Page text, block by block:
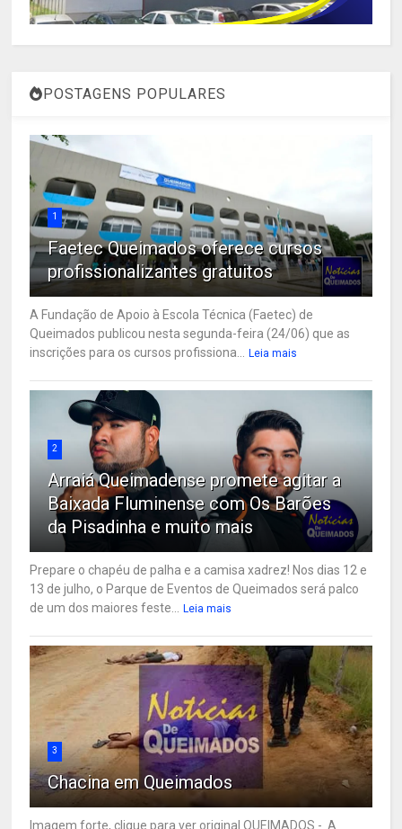
POSTAGENS POPULARES
1
Faetec Queimados oferece cursos
profissionalizantes gratuitos
A Fundação de Apoio à Escola Técnica (Faetec) de
Queimados publicou nesta segunda-feira (24/06) que as
inscrições para os cursos profissiona...
Leia mais
2
Arraiá Queimadense promete agitar a
Baixada Fluminense com Os Barões
da Pisadinha e muito mais
Prepare o chapéu de palha e a camisa xadrez! Nos dias 12 e
13 de julho, o Parque de Eventos de Queimados será palco
de um dos maiores feste...
Leia mais
3
Chacina em Queimados
Imagem forte, clique para ver original QUEIMADOS - A